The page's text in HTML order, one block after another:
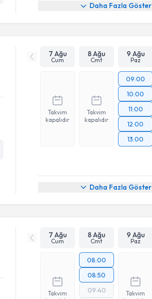
Daha Fazla Göster
7 Ağu
Cum
8 Ağu
Cmt
9 Ağu
Paz
Takvim
kapalıdır
Takvim
kapalıdır
09:00
10:00
11:00
12:00
13:00
Daha Fazla Göster
7 Ağu
Cum
8 Ağu
Cmt
9 Ağu
Paz
Takvim
08:00
08:50
09:40
Takvim